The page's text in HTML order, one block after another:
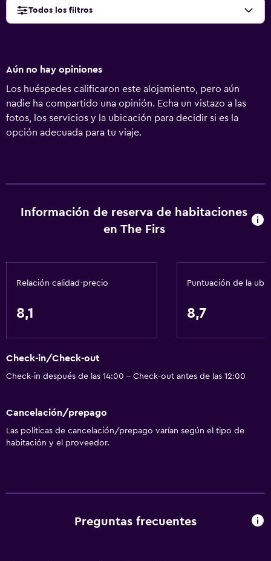
Todos los filtros
Aún no hay opiniones
Los huéspedes calificaron este alojamiento, pero aún
nadie ha compartido una opinión. Echa un vistazo a las
fotos, los servicios y la ubicación para decidir si es la
opción adecuada para tu viaje.
Información de reserva de habitaciones
en The Firs
Relación calidad-precio
8,1
Puntuación de la
8,7
Check-in/Check-out
Check-in después de las 14:00 - Check-out antes de las 12:00
Cancelación/prepago
Las políticas de cancelación/prepago varían según el tipo de
habitación y el proveedor.
Preguntas frecuentes